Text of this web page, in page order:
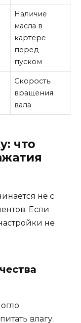
Наличие
масла в
картере
перед
пуском
Скорость
вращения
вала
что
не с
Если
не
влагу.